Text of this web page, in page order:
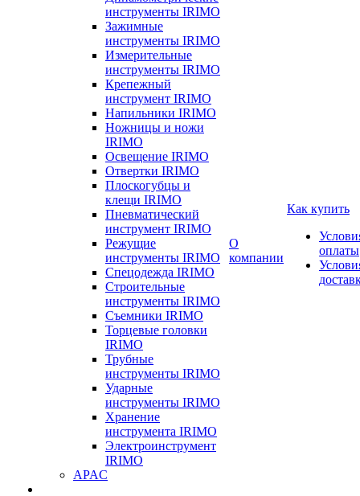
инструменты IRIMO
Зажимные
инструменты IRIMO
Измерительные
инструменты IRIMO
Крепежный
инструмент IRIMO
Напильники IRIMO
Ножницы и ножи
IRIMO
Освещение IRIMO
Отвертки IRIMO
Плоскогубцы и
клещи IRIMO
Пневматический
инструмент IRIMO
Режущие
инструменты IRIMO
Спецодежда IRIMO
Строительные
инструменты IRIMO
Съемники IRIMO
Торцевые головки
IRIMO
Трубные
инструменты IRIMO
Ударные
инструменты IRIMO
Хранение
инструмента IRIMO
Электроинструмент
IRIMO
APAC
О
компании
Как купить
оплаты